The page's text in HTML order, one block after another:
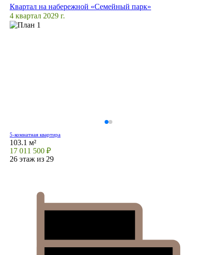
Квартал на набережной «Семейный парк»
4 квартал 2029 г.
5-комнатная квартира
103.1 м²
17 011 500 ₽
26 этаж из 29